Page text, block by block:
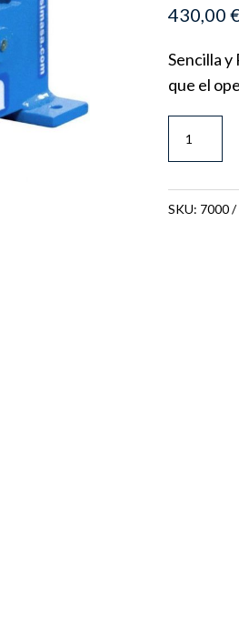
430,00
Sencilla y
que el
6/22
SKU: 7000